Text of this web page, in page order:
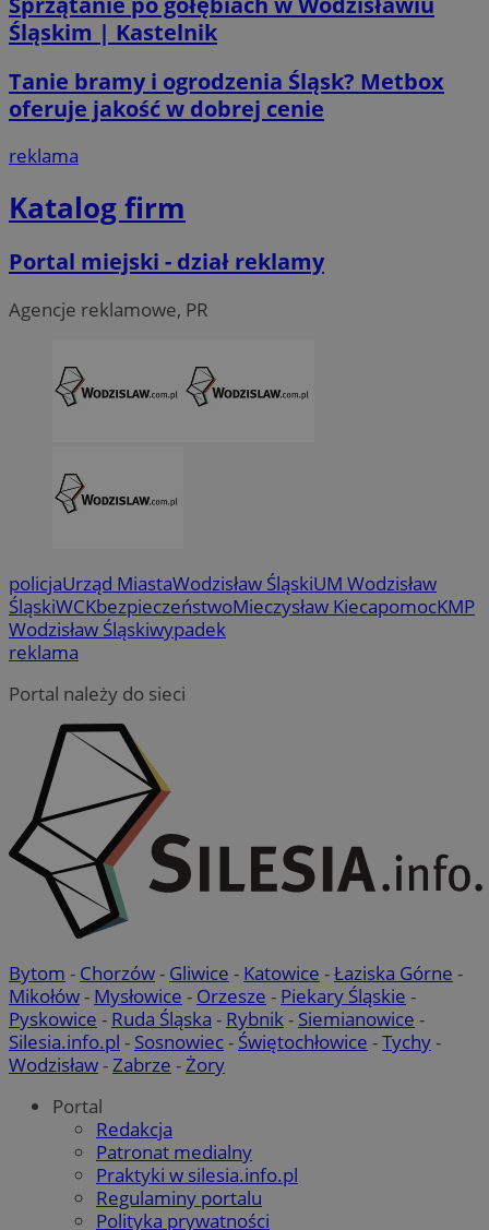
Śląskim | Kastelnik
Tanie bramy i ogrodzenia Śląsk? Metbox
oferuje jakość w dobrej cenie
reklama
Katalog firm
Portal miejski - dział reklamy
Agencje reklamowe, PR
policjaUrząd MiastaWodzisław ŚląskiUM Wodzisław
ŚląskiWCKbezpieczeństwoMieczysław KiecapomocKMP
Wodzisław Śląskiwypadek
reklama
Portal należy do sieci
Bytom - Chorzów- Gliwice - Katowice -Łaziska Górne -
Mikołów- Mysłowice - Orzesze - Piekary Śląskie -
Pyskowice - Ruda Śląska - Rybnik- Siemianowice -
Silesia.info.pl - Sosnowiec- Świętochłowice -Tychy-
Wodzisław-Zabrze -Żory
Portal
Redakcja
Patronat medialny
Praktyki w silesia.info.pl
Regulaminy portalu
Polityka prywatności